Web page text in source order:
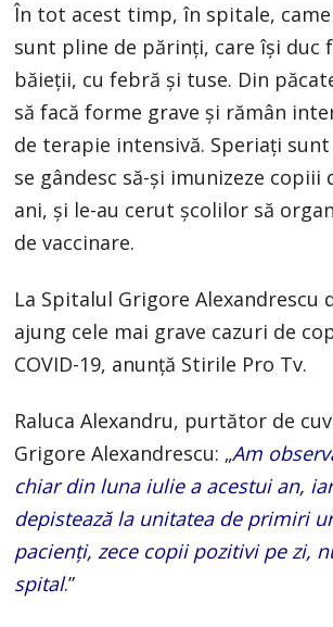
În tot acest timp, în spitale,
sunt pline de părinţi, care îşi duc
băieţii, cu febră şi tuse. Din
să facă forme grave şi rămân
de terapie intensivă. Speriaţi
se gândesc să-şi imunizeze copiii
ani, şi le-au cerut şcolilor să
de vaccinare.
La Spitalul Grigore Alexandrescu
ajung cele mai grave cazuri de
COVID-19, anunță Stirile Pro Tv.
Raluca Alexandru, purtător de
Grigore Alexandrescu: „Am
chiar din luna iulie a acestui an,
depistează la unitatea de primiri
pacienţi, zece copii pozitivi pe zi,
spital.”